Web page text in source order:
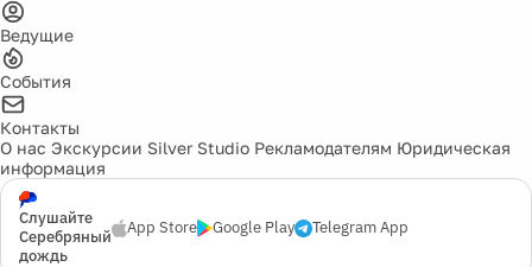
Ведущие
События
Контакты
О нас Экскурсии Silver Studio Рекламодателям Юридическая
информация
Слушайте
Серебряный
дождь
App Store Google Play Telegram App